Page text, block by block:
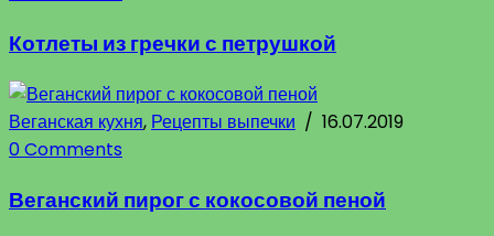
Котлеты из гречки с петрушкой
Веганская кухня, Рецепты выпечки / 16.07.2019
0 Comments
Веганский пирог с кокосовой пеной